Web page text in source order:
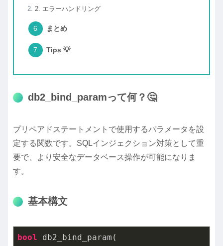
2. エラーハンドリング
まとめ
Tips 💡
db2_bind_paramって何？🤔
プリペアドステートメントで使用するパラメータを設
定する関数です。SQLインジェクション対策として重
要で、より安全なデータベース操作が可能になりま
す。
基本構文
bool db2_bind_param(